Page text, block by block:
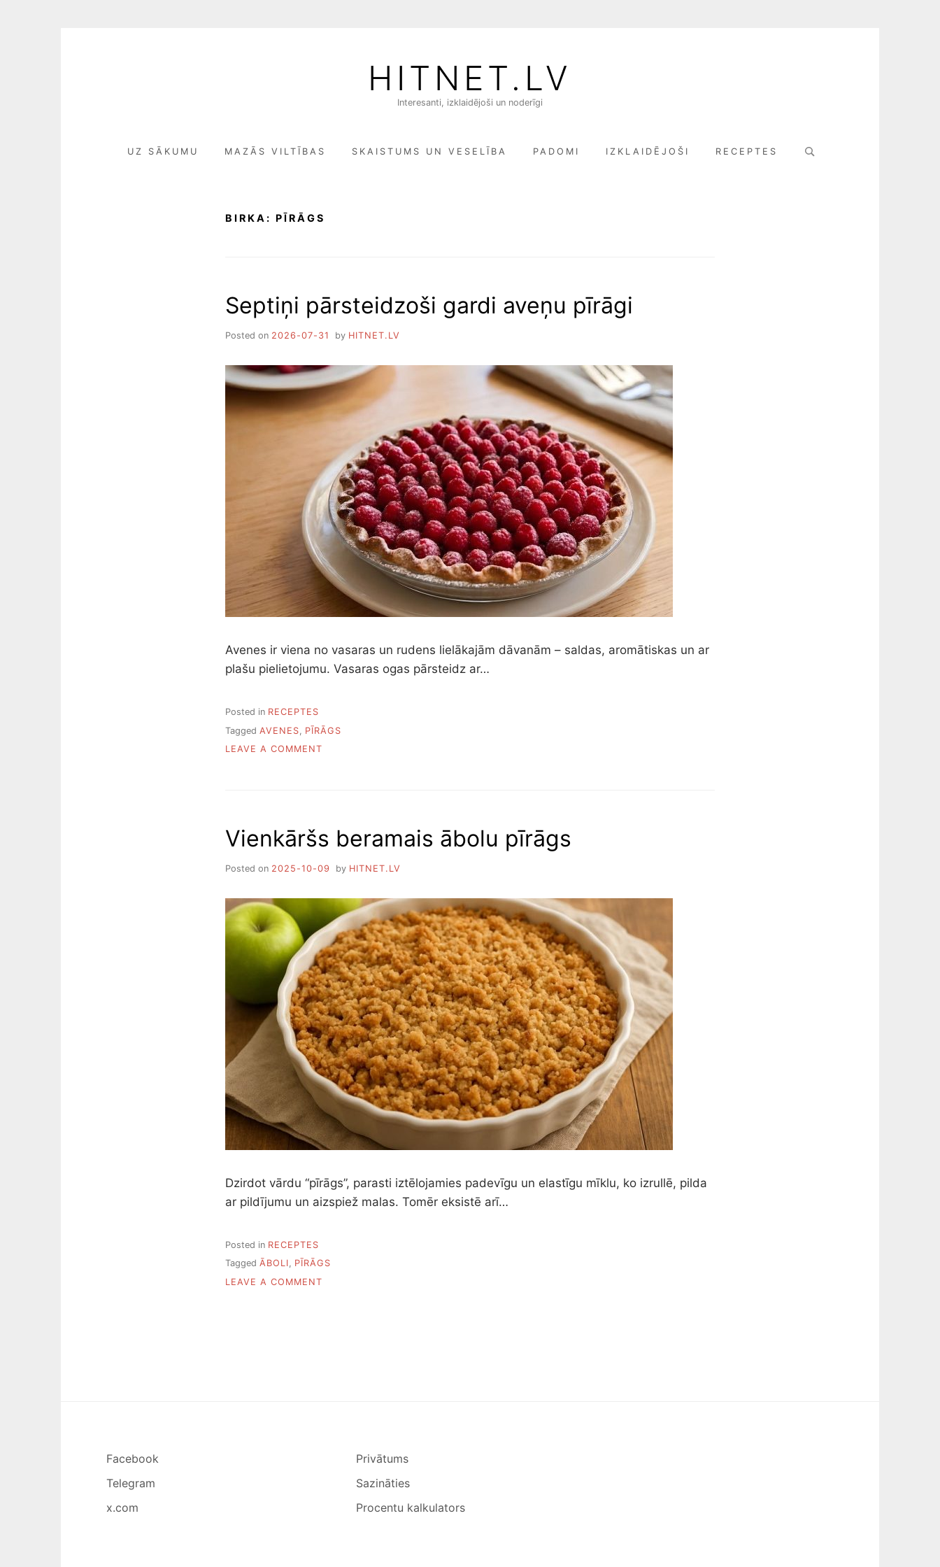
HITNET.LV
Interesanti, izklaidējoši un noderīgi
UZ SĀKUMU MAZĀS VILTĪBAS SKAISTUMS UN VESELĪBA PADOMI IZKLAIDĒJOŠI RECEPTES
Search
BIRKA: PĪRĀGS
Septiņi pārsteidzoši gardi aveņu pīrāgi
Posted on 2026-07-31 by HITNET.LV
Avenes ir viena no vasaras un rudens lielākajām dāvanām – saldas, aromātiskas un ar
plašu pielietojumu. Vasaras ogas pārsteidz ar…
Posted in RECEPTES
Tagged AVENES
PĪRĀGS
LEAVE A COMMENT
Vienkāršs beramais ābolu pīrāgs
Posted on 2025-10-09 by HITNET.LV
Dzirdot vārdu “pīrāgs”, parasti iztēlojamies padevīgu un elastīgu mīklu, ko izrullē, pilda
ar pildījumu un aizspiež malas. Tomēr eksistē arī…
Posted in RECEPTES
Tagged ĀBOLI, PĪRĀGS
LEAVE A COMMENT
Facebook
Telegram
x.com
Privātums
Sazināties
Procentu kalkulators